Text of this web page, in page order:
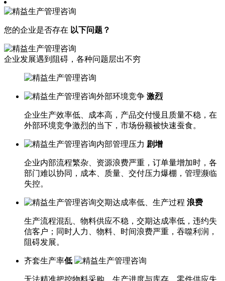
您的企业是否存在 以下问题？
企业发展遇到阻碍，各种问题层出不穷
外部环境竞争 激烈
企业生产效率低、成本高，产品交付慢且质量不稳，在
外部环境竞争激烈的当下，市场份额被快速蚕食。
内部管理压力 剧增
企业内部流程繁杂、资源浪费严重，订单量增加时，各
部门难以协同，成本、质量、交付压力爆棚，管理濒临
失控。
交期达成率低、生产过程 浪费
生产流程混乱、物料供应不稳，交期达成率低，违约失
信客户；同时人力、物料、时间浪费严重，吞噬利润，
阻碍发展。
齐套生产率低
无法精准把控物料采购、生产进度与库存，零件供应失